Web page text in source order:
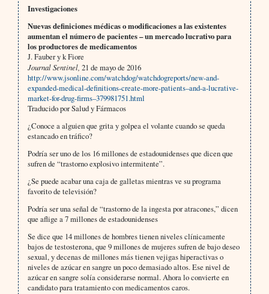
Investigaciones
Nuevas definiciones médicas o modificaciones a las existentes
aumentan el número de pacientes – un mercado lucrativo para
los productores de medicamentos
J. Fauber y k Fiore
Journal Sentinel, 21 de mayo de 2016
http://www.jsonline.com/watchdog/watchdogreports/new-and-
expanded-medical-definitions-create-more-patients–and-a-lucrative-
market-for-drug-firms–379981751.html
Traducido por Salud y Fármacos
¿Conoce a alguien que grita y golpea el volante cuando se queda
estancado en tráfico?
Podría ser uno de los 16 millones de estadounidenses que dicen que
sufren de “trastorno explosivo intermitente”.
¿Se puede acabar una caja de galletas mientras ve su programa
favorito de televisión?
Podría ser una señal de “trastorno de la ingesta por atracones,” dicen
que aflige a 7 millones de estadounidenses
Se dice que 14 millones de hombres tienen niveles clínicamente
bajos de testosterona, que 9 millones de mujeres sufren de bajo deseo
sexual, y decenas de millones más tienen vejigas hiperactivas o
niveles de azúcar en sangre un poco demasiado altos. Ese nivel de
azúcar en sangre solía considerarse normal. Ahora lo convierte en
candidato para tratamiento con medicamentos caros.